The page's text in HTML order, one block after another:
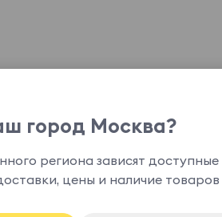
решение, способное привнести
эстетическое
подъемным
является опцией и
город Москва?
региона зависят доступные
цены и наличие товаров